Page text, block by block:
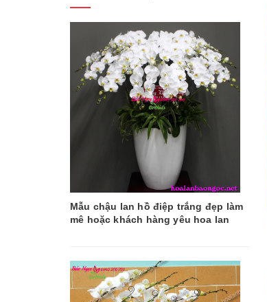
Mẫu chậu lan hồ điệp trắng đẹp làm
mê hoặc khách hàng yêu hoa lan